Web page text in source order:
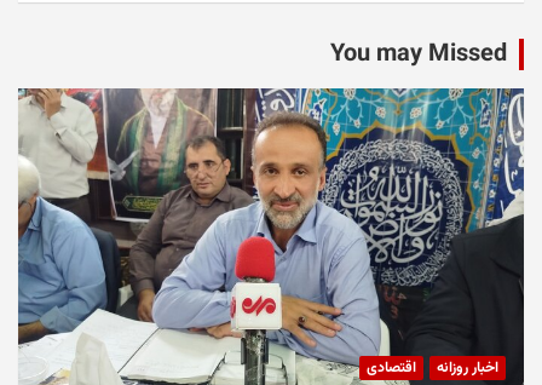
You may Missed
اخبار روزانه اقتصادی